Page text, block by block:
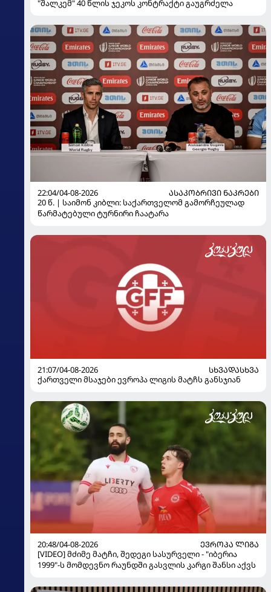
"შალკემ" 40 წლის ჯეკოს კონტრაქტი გაუგრძელა
22:04/04-08-2026
ᲐᲡᲐᲙᲝᲑᲠᲘᲕᲘ ᲜᲐᲙᲠᲔᲑᲘ
20 წ. | საიმონ კიბლი: საქართველომ გამორჩეულად
წარმატებული ტურნირი ჩაატარა
21:07/04-08-2026
ᲡᲮᲕᲐᲓᲐᲡᲮᲕᲐ
ქართველი მსაჯები ევროპა ლიგის მატჩს განსჯიან
20:48/04-08-2026
ᲔᲕᲠᲝᲞᲐ ᲚᲘᲒᲐ
[VIDEO] მძიმე მატჩი, შედეგი სასურველი - "იბერია
1999"-ს მომდევნო რაუნდში გასვლის კარგი შანსი აქვს